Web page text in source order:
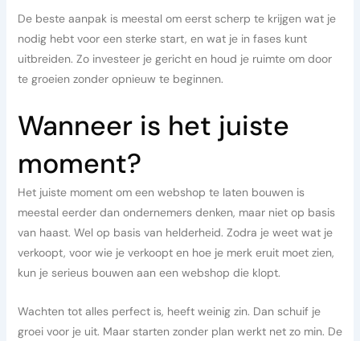
De beste aanpak is meestal om eerst scherp te krijgen wat je
nodig hebt voor een sterke start, en wat je in fases kunt
uitbreiden. Zo investeer je gericht en houd je ruimte om door
te groeien zonder opnieuw te beginnen.
Wanneer is het juiste
moment?
Het juiste moment om een webshop te laten bouwen is
meestal eerder dan ondernemers denken, maar niet op basis
van haast. Wel op basis van helderheid. Zodra je weet wat je
verkoopt, voor wie je verkoopt en hoe je merk eruit moet zien,
kun je serieus bouwen aan een webshop die klopt.
Wachten tot alles perfect is, heeft weinig zin. Dan schuif je
groei voor je uit. Maar starten zonder plan werkt net zo min. De